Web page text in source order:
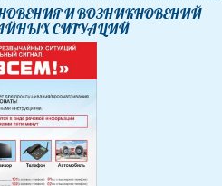
И ВОЗНИКНОВЕНИЙ
СИТУАЦИЙ